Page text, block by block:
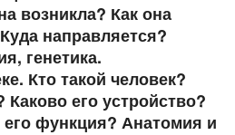
возникла? Как она
направляется?
генетика.
Кто такой человек?
его устройство?
функция? Анатомия и